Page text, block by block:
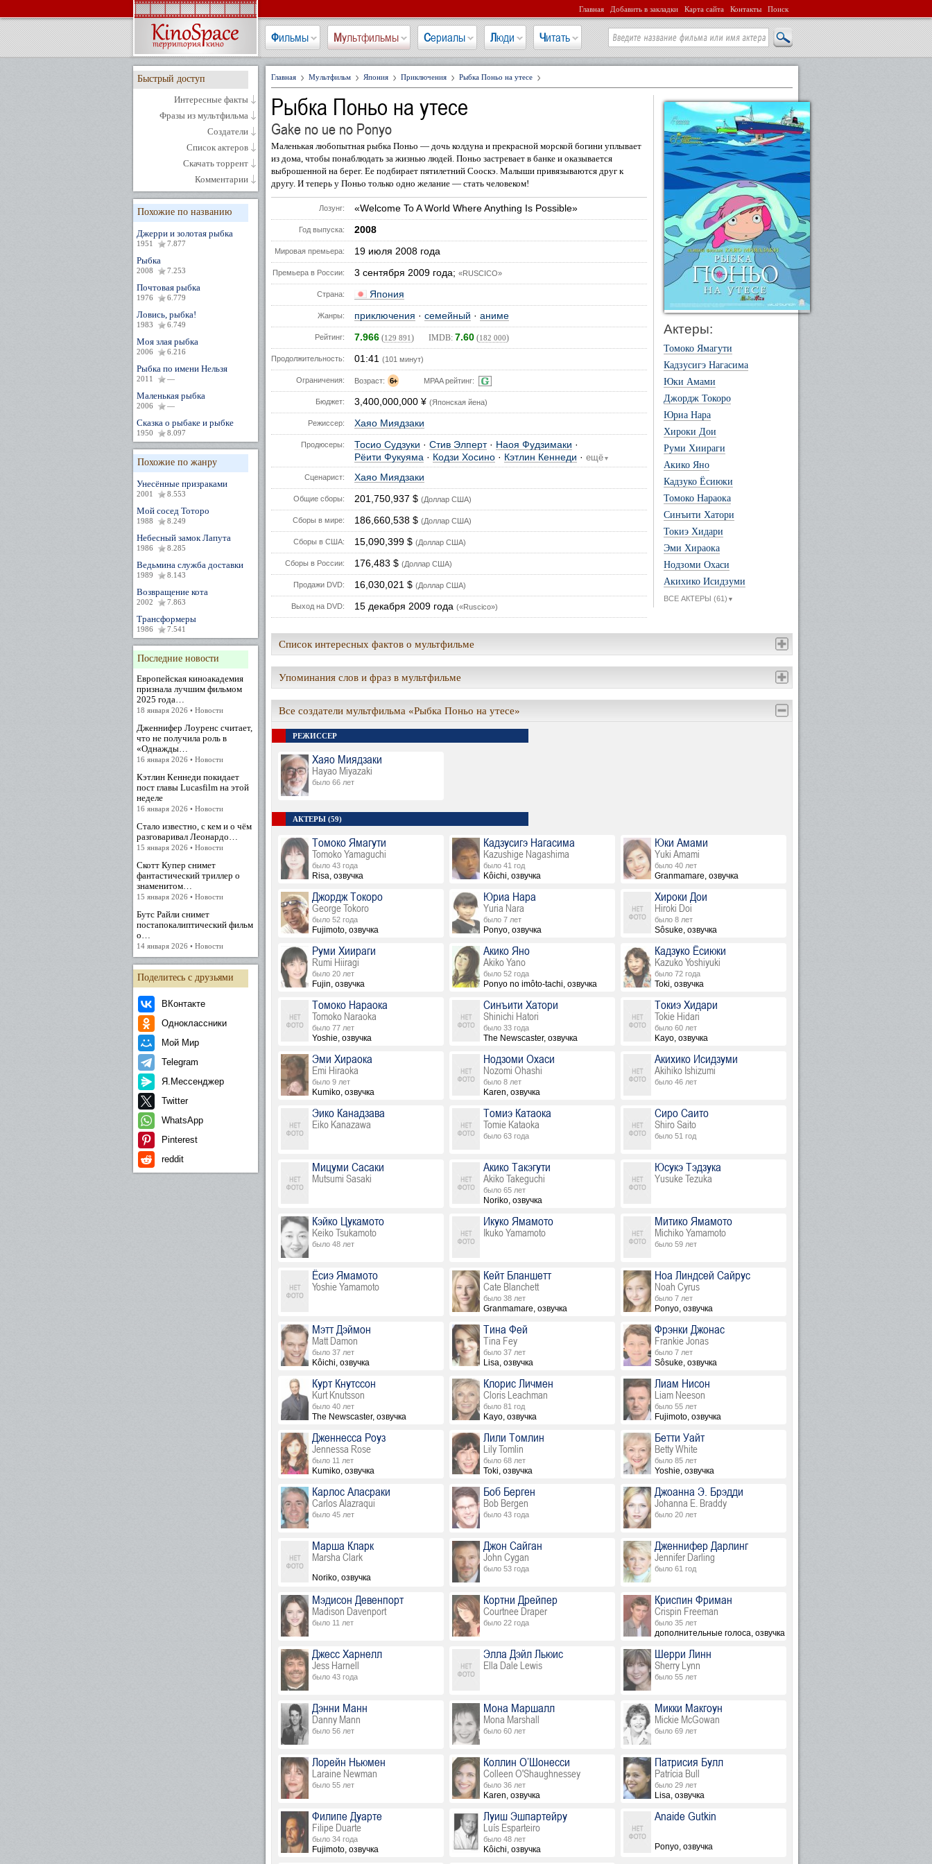
Главная Добавить в закладки Карта сайта Контакты Поиск
Фильмы Мультфильмы Сериалы Люди Читать
Быстрый доступ
Интересные факты
Фразы из мультфильма
Создатели
Список актеров
Скачать торрент
Комментарии
Похожие по названию
Джерри и золотая рыбка
1951 7.877
Рыбка
2008 7.253
Почтовая рыбка
1976 6.779
Ловись, рыбка!
1983 6.749
Моя злая рыбка
2006 6.216
Рыбка по имени Нельзя
2011 —
Маленькая рыбка
2006 —
Сказка о рыбаке и рыбке
1950 8.097
Похожие по жанру
Унесённые призраками
2001 8.553
Мой сосед Тоторо
1988 8.249
Небесный замок Лапута
1986 8.285
Ведьмина служба доставки
1989 8.143
Возвращение кота
2002 7.863
Трансформеры
1986 7.541
Последние новости
Европейская киноакадемия
признала лучшим фильмом
2025 года…
18 января 2026 • Новости
Дженнифер Лоуренс считает,
что не получила роль в
«Однажды…
16 января 2026 • Новости
Кэтлин Кеннеди покидает
пост главы Lucasfilm на этой
неделе
16 января 2026 • Новости
Стало известно, с кем и о чём
разговаривал Леонардо…
15 января 2026 • Новости
Скотт Купер снимет
фантастический триллер о
знаменитом…
15 января 2026 • Новости
Бутс Райли снимет
постапокалиптический фильм
о…
14 января 2026 • Новости
Поделитесь с друзьями
ВКонтакте
Одноклассники
Мой Мир
Telegram
Я.Мессенджер
Twitter
WhatsApp
Pinterest
reddit
Главная Мультфильм Япония Приключения Рыбка Поньо на утесе
Рыбка Поньо на утесе
Gake no ue no Ponyo
Маленькая любопытная рыбка Поньо — дочь колдуна и прекрасной морской богини уплывает
из дома, чтобы понаблюдать за жизнью людей. Поньо застревает в банке и оказывается
выброшенной на берег. Ее подбирает пятилетний Сооскэ. Малыши привязываются друг к
другу. И теперь у Поньо только одно желание — стать человеком!
Лозунг: «Welcome To A World Where Anything Is Possible»
Год выпуска: 2008
Мировая премьера: 19 июля 2008 года
Премьера в России: 3 сентября 2009 года; «RUSCICO»
Страна: Япония
Жанры: приключения · семейный · аниме
Рейтинг: 7.966 (129 891) IMDB: 7.60 (182 000)
Продолжительность: 01:41 (101 минут)
Ограничения: Возраст: 6+ MPAA рейтинг:
Бюджет: 3,400,000,000 ¥ (Японская йена)
Режиссер: Хаяо Миядзаки
Продюсеры: Тосио Судзуки · Стив Элперт· Наоя Фудзимаки ·
Рёити Фукуяма · Кодзи Хосино · Кэтлин Кеннеди · ещё ▼
Сценарист: Хаяо Миядзаки
Общие сборы: 201,750,937 $ (Доллар США)
Сборы в мире: 186,660,538 $ (Доллар США)
Сборы в США: 15,090,399 $ (Доллар США)
Сборы в России: 176,483 $ (Доллар США)
Продажи DVD: 16,030,021 $ (Доллар США)
Выход на DVD: 15 декабря 2009 года («Ruscico»)
Актеры:
Томоко Ямагути
Кадзусигэ Нагасима
Юки Амами
Джордж Токоро
Юриа Нара
Хироки Дои
Руми Хиираги
Акико Яно
Кадзуко Ёсиюки
Томоко Нараока
Синъити Хатори
Токиэ Хидари
Эми Хираока
Нодзоми Охаси
Акихико Исидзуми
ВСЕ АКТЕРЫ (61) ▼
Список интересных фактов о мультфильме
Упоминания слов и фраз в мультфильме
Все создатели мультфильма «Рыбка Поньо на утесе»
РЕЖИССЕР
Хаяо Миядзаки
Hayao Miyazaki
было 66 лет
АКТЕРЫ (59)
Томоко Ямагути
Tomoko Yamaguchi
было 43 года
Risa, озвучка
Кадзусигэ Нагасима
Kazushige Nagashima
было 41 год
Kôichi, озвучка
Юки Амами
Yuki Amami
было 40 лет
Granmamare, озвучка
Джордж Токоро
George Tokoro
было 52 года
Fujimoto, озвучка
Юриа Нара
Yuria Nara
было 7 лет
Ponyo, озвучка
Хироки Дои
Hiroki Doi
было 8 лет
Sôsuke, озвучка
Руми Хиираги
Rumi Hiiragi
было 20 лет
Fujin, озвучка
Акико Яно
Akiko Yano
было 52 года
Ponyo no imôto-tachi, озвучка
Кадзуко Ёсиюки
Kazuko Yoshiyuki
было 72 года
Toki, озвучка
Томоко Нараока
Tomoko Naraoka
было 77 лет
Yoshie, озвучка
Синъити Хатори
Shinichi Hatori
было 33 года
The Newscaster, озвучка
Токиэ Хидари
Tokie Hidari
было 60 лет
Kayo, озвучка
Эми Хираока
Emi Hiraoka
было 9 лет
Kumiko, озвучка
Нодзоми Охаси
Nozomi Ohashi
было 8 лет
Karen, озвучка
Акихико Исидзуми
Akihiko Ishizumi
было 46 лет
Эико Канадзава
Eiko Kanazawa
Томиэ Катаока
Tomie Kataoka
было 63 года
Сиро Саито
Shiro Saito
было 51 год
Мицуми Сасаки
Mutsumi Sasaki
Акико Такэгути
Akiko Takeguchi
было 65 лет
Noriko, озвучка
Юсукэ Тэдзука
Yusuke Tezuka
Кэйко Цукамото
Keiko Tsukamoto
было 48 лет
Икуко Ямамото
Ikuko Yamamoto
Митико Ямамото
Michiko Yamamoto
было 59 лет
Ёсиэ Ямамото
Yoshie Yamamoto
Кейт Бланшетт
Cate Blanchett
было 38 лет
Granmamare, озвучка
Ноа Линдсей Сайрус
Noah Cyrus
было 7 лет
Ponyo, озвучка
Мэтт Дэймон
Matt Damon
было 37 лет
Kôichi, озвучка
Тина Фей
Tina Fey
было 37 лет
Lisa, озвучка
Фрэнки Джонас
Frankie Jonas
было 7 лет
Sôsuke, озвучка
Курт Кнутссон
Kurt Knutsson
было 40 лет
The Newscaster, озвучка
Клорис Личмен
Cloris Leachman
было 81 год
Kayo, озвучка
Лиам Нисон
Liam Neeson
было 55 лет
Fujimoto, озвучка
Дженнесса Роуз
Jennessa Rose
было 11 лет
Kumiko, озвучка
Лили Томлин
Lily Tomlin
было 68 лет
Toki, озвучка
Бетти Уайт
Betty White
было 85 лет
Yoshie, озвучка
Карлос Аласраки
Carlos Alazraqui
было 45 лет
Боб Берген
Bob Bergen
было 43 года
Джоанна Э. Брэдди
Johanna E. Braddy
было 20 лет
Марша Кларк
Marsha Clark
Noriko, озвучка
Джон Сайган
John Cygan
было 53 года
Дженнифер Дарлинг
Jennifer Darling
было 61 год
Мэдисон Девенпорт
Madison Davenport
было 11 лет
Кортни Дрейпер
Courtnee Draper
было 22 года
Криспин Фриман
Crispin Freeman
было 35 лет
дополнительные голоса, озвучка
Джесс Харнелл
Jess Harnell
было 43 года
Элла Дэйл Льюис
Ella Dale Lewis
Шерри Линн
Sherry Lynn
было 55 лет
Дэнни Манн
Danny Mann
было 56 лет
Мона Маршалл
Mona Marshall
было 60 лет
Микки Макгоун
Mickie McGowan
было 69 лет
Лорейн Ньюмен
Laraine Newman
было 55 лет
Коллин О’Шонесси
Colleen O'Shaughnessey
было 36 лет
Karen, озвучка
Патрисия Булл
Patrícia Bull
было 29 лет
Lisa, озвучка
Филипе Дуарте
Filipe Duarte
было 34 года
Fujimoto, озвучка
Луиш Эшпартейру
Luís Esparteiro
было 48 лет
Kôichi, озвучка
Anaide Gutkin
Ponyo, озвучка